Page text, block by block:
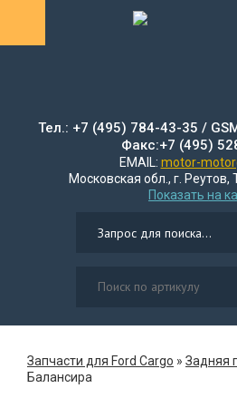
Тел.: +7 (495) 784-43-35 /
Факс:+7 (495)
EMAIL: motor-
Московская обл., г. Реутов,
Показать на
Запчасти для Ford Cargo » Задняя
Балансира